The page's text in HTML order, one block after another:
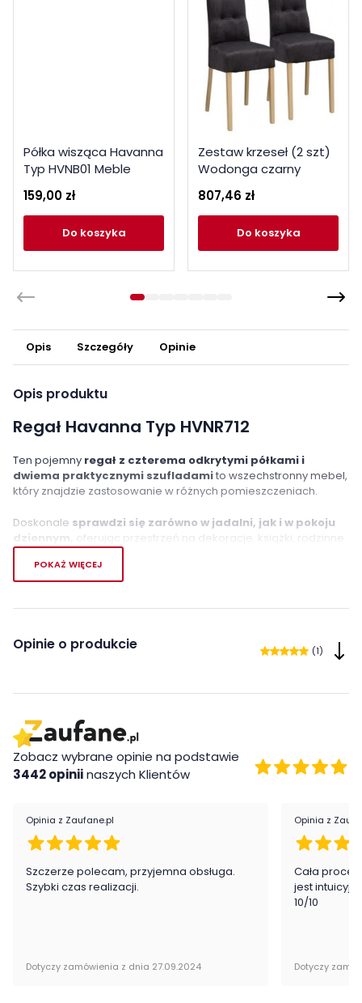
Półka wisząca Havanna
Typ HVNB01 Meble
159,00 zł
do koszyka
Zestaw krzeseł (2 szt)
Wodonga czarny
807,46 zł
do koszyka
Opis Szczegóły Opinie
Opis produktu
Regał Havanna Typ HVNR712
Ten pojemny regał z czterema odkrytymi półkami i
dwiema praktycznymi szufladamito wszechstronny mebel,
który znajdzie zastosowanie w różnych pomieszczeniach.
Doskonale sprawdzi się zarówno w jadalni, jak i w pokoju
dziennym,
oferując przestrzeń na dekoracje, książki, rodzinne
fotografie oraz inne drobne przedmioty. Jego uniwersalny
design pozwala na różnorodne zastosowanie,
funkcjonalność z estetyką.
nowoczesna stylistyka
2 szuflady
Wykonanie:
płyta meblowa
Regał Havanna firmy Meble Forte jest oryginalnie zapakowany
w paczkach wraz z instrukcją obsługi do samodzielnego
montażu.
POKAŻ WIĘCEJ
Opinie o produkcie (1)
Zobacz wybrane opinie na podstawie
3442 opiniinaszych Klientów
Opinia z Zaufane.pl
Szczerze polecam, przyjemna obsługa.
Szybki czas realizacji.
Dotyczy zamówienia z dnia 27.09.2024
Opinia z
Cała
jest
10/10
Dotyczy